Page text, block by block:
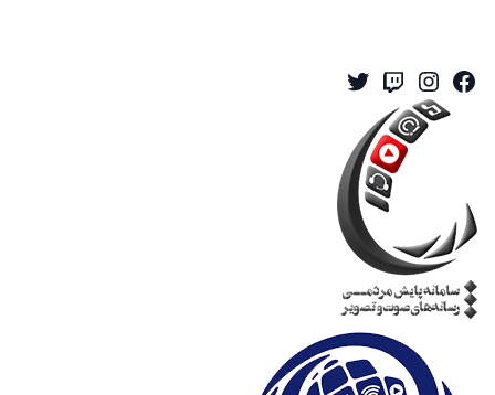
Facebook
Instagram
Twitch
Twitter